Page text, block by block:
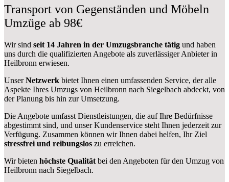
Transport von Gegenständen und Möbeln
Umzüge ab 98€
Wir sind seit 14 Jahren in der Umzugsbranche tätig und haben
uns durch die qualifizierten Angebote als zuverlässiger Anbieter in
Heilbronn erwiesen.
UnserNetzwerk bietet Ihnen einen umfassenden Service, der alle
Aspekte Ihres Umzugs von Heilbronn nach Siegelbach abdeckt, von
der Planung bis hin zur Umsetzung.
Die Angebote umfasst Dienstleistungen, die auf Ihre Bedürfnisse
abgestimmt sind, und unser Kundenservice steht Ihnen jederzeit zur
Verfügung. Zusammen können wir Ihnen dabei helfen, Ihr Ziel
stressfrei und reibungslos zu erreichen.
Wir bieten höchste Qualität bei den Angeboten für den Umzug von
Heilbronn nach Siegelbach.